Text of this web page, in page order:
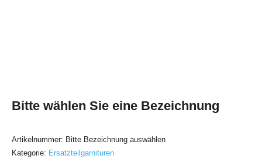
Bitte wählen Sie eine Bezeichnung
Artikelnummer: Bitte Bezeichnung auswählen
Kategorie: Ersatzteilgarnituren